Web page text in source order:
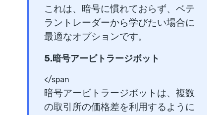
これは、暗号に慣れておらず、ベテ
ラントレーダーから学びたい場合に
最適なオプションです。
5.暗号アービトラージボット
</span
暗号アービトラージボットは、複数
の取引所の価格差を利用するように